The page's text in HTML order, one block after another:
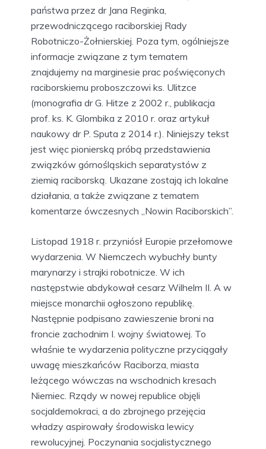
państwa przez dr Jana Reginka,
przewodniczącego raciborskiej Rady
Robotniczo-Żołnierskiej. Poza tym, ogólniejsze
informacje związane z tym tematem
znajdujemy na marginesie prac poświęconych
raciborskiemu proboszczowi ks. Ulitzce
(monografia dr G. Hitze z 2002 r., publikacja
prof. ks. K. Glombika z 2010 r. oraz artykuł
naukowy dr P. Sputa z 2014 r.). Niniejszy tekst
jest więc pionierską próbą przedstawienia
związków górnośląskich separatystów z
ziemią raciborską. Ukazane zostają ich lokalne
działania, a także związane z tematem
komentarze ówczesnych „Nowin Raciborskich”.
Listopad 1918 r. przyniósł Europie przełomowe
wydarzenia. W Niemczech wybuchły bunty
marynarzy i strajki robotnicze. W ich
następstwie abdykował cesarz Wilhelm II. A w
miejsce monarchii ogłoszono republikę.
Następnie podpisano zawieszenie broni na
froncie zachodnim I. wojny światowej. To
właśnie te wydarzenia polityczne przyciągały
uwagę mieszkańców Raciborza, miasta
leżącego wówczas na wschodnich kresach
Niemiec. Rządy w nowej republice objęli
socjaldemokraci, a do zbrojnego przejęcia
władzy aspirowały środowiska lewicy
rewolucyjnej. Poczynania socjalistycznego